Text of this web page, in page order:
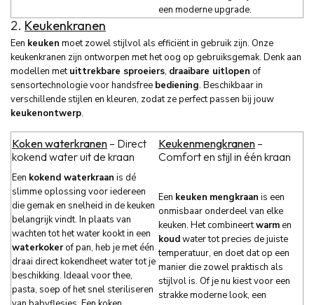
een moderne upgrade.
2. Keukenkranen
Een keuken moet zowel stijlvol als efficiënt in gebruik zijn. Onze
keukenkranen zijn ontworpen met het oog op gebruiksgemak. Denk aan
modellen metuittrekbare sproeiers, draaibare uitlopen of
sensortechnologie voor handsfree bediening. Beschikbaar in
verschillende stijlen en kleuren, zodat ze perfect passen bij jouw
keukenontwerp.
Koken waterkranen – Direct
kokend water uit de kraan
Keukenmengkranen –
Comfort en stijl in één kraan
Een kokend waterkraan is dé
slimme oplossing voor iedereen
die gemak en snelheid in de keuken
belangrijk vindt. In plaats van
wachten tot het water kookt in een
waterkokerof pan, heb je met één
draai direct kokendheet water tot je
beschikking. Ideaal voor thee,
pasta, soep of het snel steriliseren
Een keuken mengkraan is een
onmisbaar onderdeel van elke
keuken. Het combineertwarmen
koudwater tot precies de juiste
temperatuur, en doet dat op een
manier die zowel praktisch als
stijlvol is. Of je nu kiest voor een
strakke moderne look, een